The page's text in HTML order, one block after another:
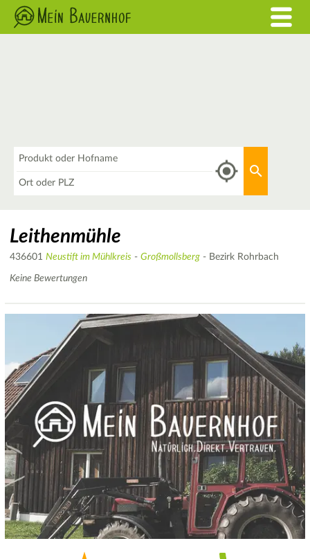
Leithenmühle
436601 Neustift im Mühlkreis - Großmollsberg - Bezirk Rohrbach
Keine Bewertungen